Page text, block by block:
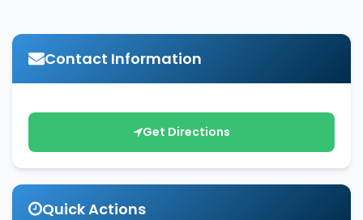
Contact Information
Get Directions
Quick Actions